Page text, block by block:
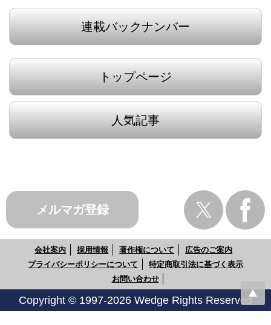
連載バックナンバー
トップページ
人気記事
メルマガ登録
会社案内 採用情報 著作権について
広告のご案内
プライバシーポリシーについて
特定商取引法に基づく表示
お問い合わせ
Copyright © 1997-2026 Wedge Rights Reserved